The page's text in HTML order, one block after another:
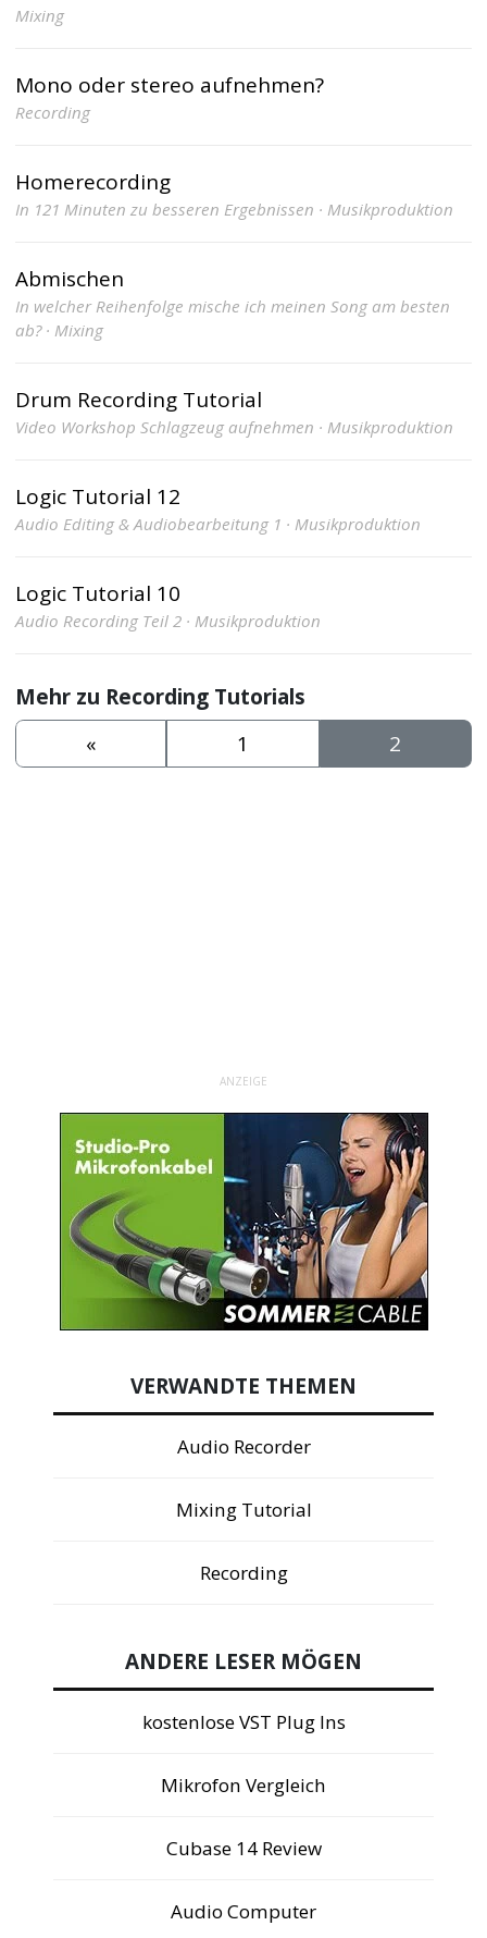
Mixing
Mono oder stereo aufnehmen?
Recording
Homerecording
In 121 Minuten zu besseren Ergebnissen · Musikproduktion
Abmischen
In welcher Reihenfolge mische ich meinen Song am besten
ab? · Mixing
Drum Recording Tutorial
Video Workshop Schlagzeug aufnehmen · Musikproduktion
Logic Tutorial 12
Audio Editing & Audiobearbeitung 1 · Musikproduktion
Logic Tutorial 10
Audio Recording Teil 2 · Musikproduktion
Mehr zu Recording Tutorials
«
1 2
ANZEIGE
VERWANDTE THEMEN
Audio Recorder
Mixing Tutorial
Recording
ANDERE LESER MÖGEN
kostenlose VST Plug Ins
Mikrofon Vergleich
Cubase 14 Review
Audio Computer